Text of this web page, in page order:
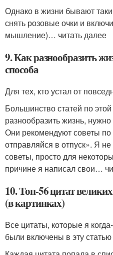
Однако в жизни бывают
снять розовые очки и
мышление)… читать далее
9. Как разнообразить
способа
Для тех, кто устал от
Большинство статей по
разнообразить жизнь,
Они рекомендуют советы по
отправляйся в отпуск». Я не
советы, просто для
причине я написал свои…
10. Топ-56 цитат
(в картинках)
Все цитаты, которые я
были включены в эту статью